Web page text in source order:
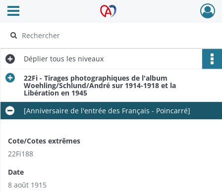
Archives Alsace - Colmar
Ouvrir le menu déroulant
Déplier tous les niveaux
22Fi - Tirages photographiques de l'album
Woehling/Schlund/André sur 1914-1918 et la
Libération en 1945
[Anniversaire de l'entrée des Français - Poincarré]
Cote/Cotes extrêmes
22Fi188
Date
8 août 1915